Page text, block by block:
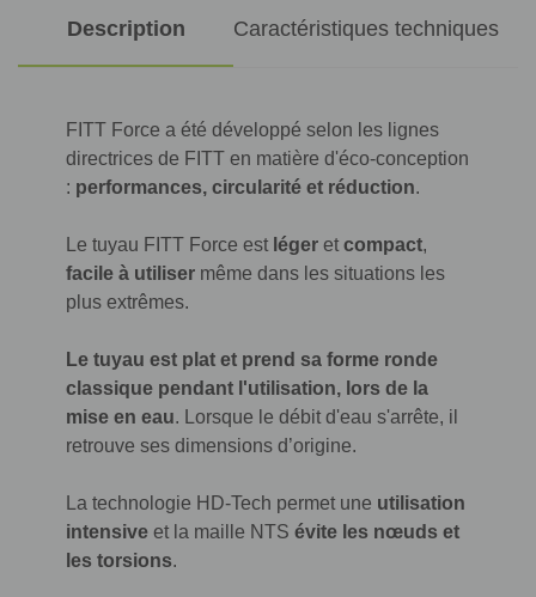
Description Caractéristiques techniques
FITT Force a été développé selon les lignes
directrices de FITT en matière d'éco-conception
: performances, circularité et réduction.
Le tuyau FITT Force est léger et compact,
facile à utiliser même dans les situations les
plus extrêmes.
Le tuyau est plat et prend sa forme ronde
classique pendant l'utilisation, lors de la
mise en eau. Lorsque le débit d'eau s'arrête, il
retrouve ses dimensions d’origine.
La technologie HD-Tech permet une utilisation
intensive et la maille NTS évite les nœuds et
les torsions.